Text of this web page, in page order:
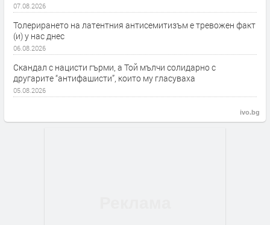
07.08.2026
Толерирането на латентния антисемитизъм е тревожен факт
(и) у нас днес
06.08.2026
Скандал с нацисти гърми, а Той мълчи солидарно с
другарите “антифашисти”, които му гласуваха
05.08.2026
ivo.bg